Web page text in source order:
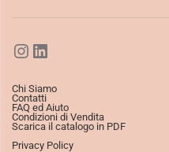
Chi Siamo
Contatti
FAQ ed Aiuto
Condizioni di Vendita
Scarica il catalogo in PDF
Privacy Policy